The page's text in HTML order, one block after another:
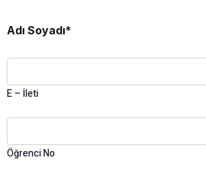
Adı Soyadı*
E – İleti
Öğrenci No